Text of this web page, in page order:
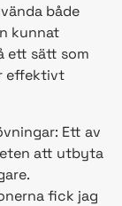
både
kunnat
ett sätt som
effektivt
Ett av
att utbyta
fick jag